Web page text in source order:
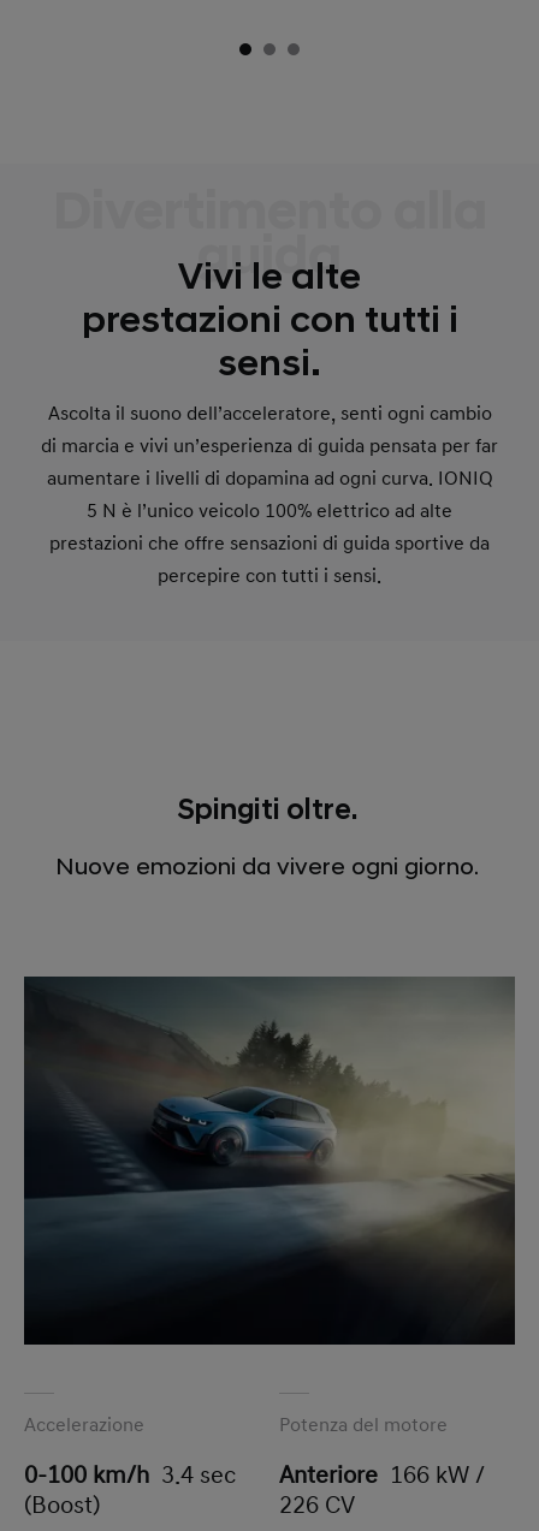
guida
Vivi le alte
prestazioni con tutti i
sensi.
Ascolta il suono dell’acceleratore, senti ogni cambio
di marcia e vivi un’esperienza di guida pensata per far
aumentare i livelli di dopamina ad ogni curva. IONIQ
5 N è l’unico veicolo 100% elettrico ad alte
prestazioni che offre sensazioni di guida sportive da
percepire con tutti i sensi.
Spingiti oltre.
Nuove emozioni da vivere ogni giorno.
Accelerazione
0-100 km/h 3.4 sec
(Boost)
Potenza del motore
Anteriore 166 kW /
226 CV